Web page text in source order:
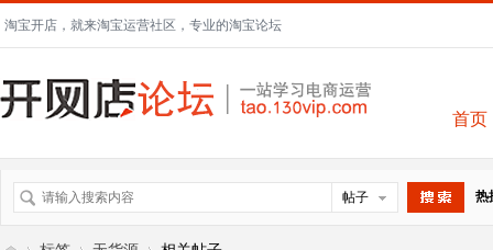
淘宝开店，就来淘宝运营社区，专业的淘宝论坛
首页
帖子 热